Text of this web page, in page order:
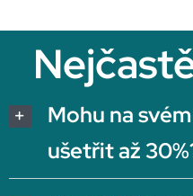
Mohu na
ušetřit až